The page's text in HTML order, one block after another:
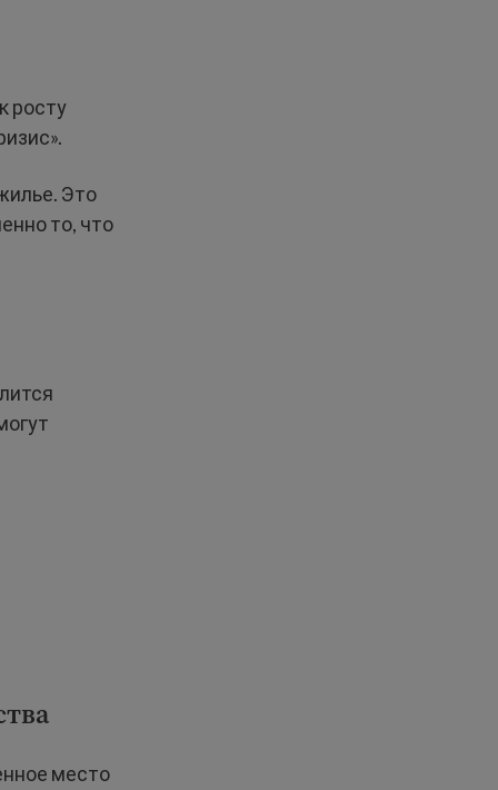
росту
Это
то, что
место